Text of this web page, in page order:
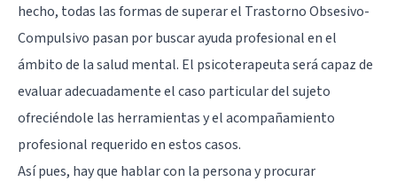
hecho, todas las formas de superar el Trastorno Obsesivo-
Compulsivo pasan por buscar ayuda profesional en el
ámbito de la salud mental. El psicoterapeuta será capaz de
evaluar adecuadamente el caso particular del sujeto
ofreciéndole las herramientas y el acompañamiento
profesional requerido en estos casos.
Así pues, hay que hablar con la persona y procurar